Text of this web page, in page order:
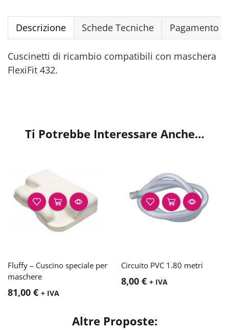
Descrizione Schede Tecniche Pagamento
Cuscinetti di ricambio compatibili con maschera
FlexiFit 432.
Ti Potrebbe Interessare Anche…
Fluffy – Cuscino speciale per
maschere
81,00 € + IVA
Circuito PVC 1.80 metri
8,00 € + IVA
Altre Proposte: